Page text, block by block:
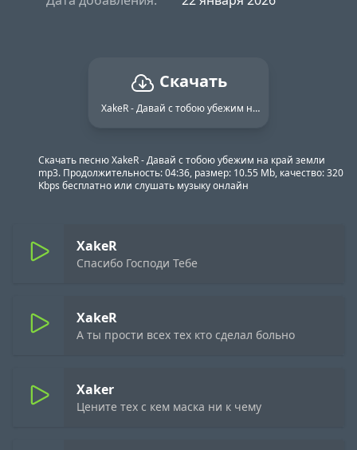
Скачать
XakeR - Давай с тобою убежим на край земли
Скачать песню XakeR - Давай с тобою убежим на край земли
mp3. Продолжительность: 04:36, размер: 10.55 Mb, качество: 320
Kbps бесплатно или слушать музыку онлайн
XakeR
Спасибо Господи Тебе
XakeR
А ты прости всех тех кто сделал больно
Xaker
Цените тех с кем маска ни к чему